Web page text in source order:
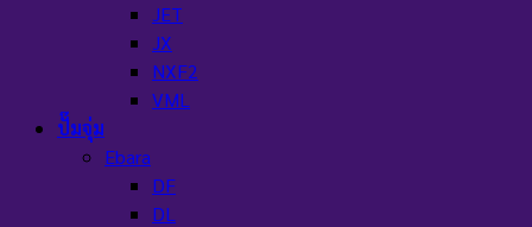
JET
JX
NXF2
VML
ปั๊มจุ่ม
Ebara
DF
DL